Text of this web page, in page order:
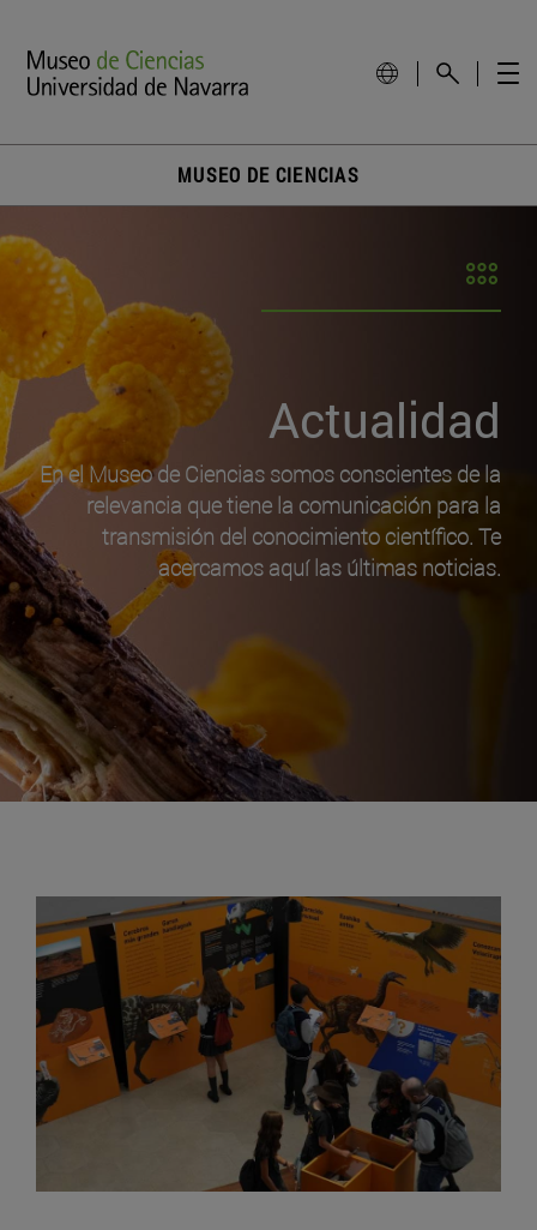
MUSEO DE CIENCIAS
Actualidad
En el Museo de Ciencias somos conscientes de la
relevancia que tiene la comunicación para la
transmisión del conocimiento científico. Te
acercamos aquí las últimas noticias.